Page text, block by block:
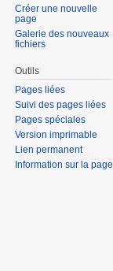
Créer une nouvelle
page
Galerie des nouveaux
fichiers
Outils
Pages liées
Suivi des pages liées
Pages spéciales
Version imprimable
Lien permanent
Information sur la page